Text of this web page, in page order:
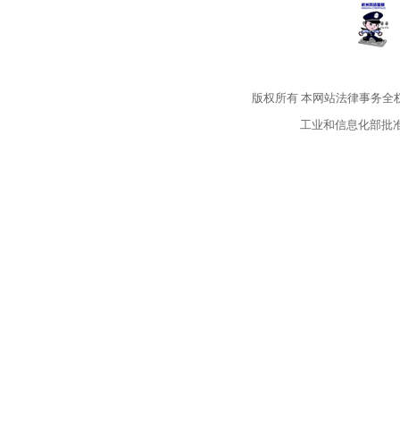
版权所有本网站法律事务全
工业和信息化部批